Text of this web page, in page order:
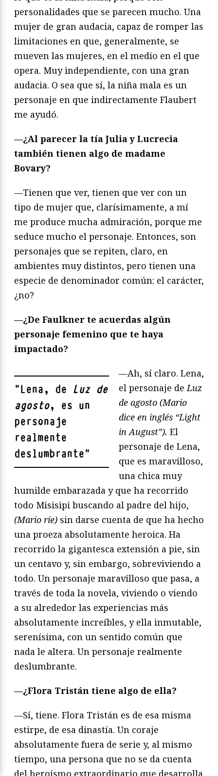
personalidades que se parecen mucho. Una
mujer de gran audacia, capaz de romper las
limitaciones en que, generalmente, se
mueven las mujeres, en el medio en el que
opera. Muy independiente, con una gran
audacia. O sea que sí, la niña mala es un
personaje en que indirectamente Flaubert
me ayudó.
—¿Al parecer la tía Julia y Lucrecia
también tienen algo de madame
Bovary?
—Tienen que ver, tienen que ver con un
tipo de mujer que, clarísimamente, a mí
me produce mucha admiración, porque me
seduce mucho el personaje. Entonces, son
personajes que se repiten, claro, en
ambientes muy distintos, pero tienen una
especie de denominador común: el carácter,
¿no?
—¿De Faulkner te acuerdas algún
personaje femenino que te haya
impactado?
"Lena, de Luz de
agosto, es un
personaje
realmente
deslumbrante"
—Ah, sí claro. Lena,
el personaje de Luz
de agosto (Mario
dice en inglés “Light
in August”). El
personaje de Lena,
que es maravilloso,
una chica muy
humilde embarazada y que ha recorrido
todo Misisipi buscando al padre del hijo,
(Mario ríe) sin darse cuenta de que ha hecho
una proeza absolutamente heroica. Ha
recorrido la gigantesca extensión a pie, sin
un centavo y, sin embargo, sobreviviendo a
todo. Un personaje maravilloso que pasa, a
través de toda la novela, viviendo o viendo
a su alrededor las experiencias más
absolutamente increíbles, y ella inmutable,
serenísima, con un sentido común que
nada le altera. Un personaje realmente
deslumbrante.
—¿Flora Tristán tiene algo de ella?
—Sí, tiene. Flora Tristán es de esa misma
estirpe, de esa dinastía. Un coraje
absolutamente fuera de serie y, al mismo
tiempo, una persona que no se da cuenta
del heroísmo extraordinario que desarrolla